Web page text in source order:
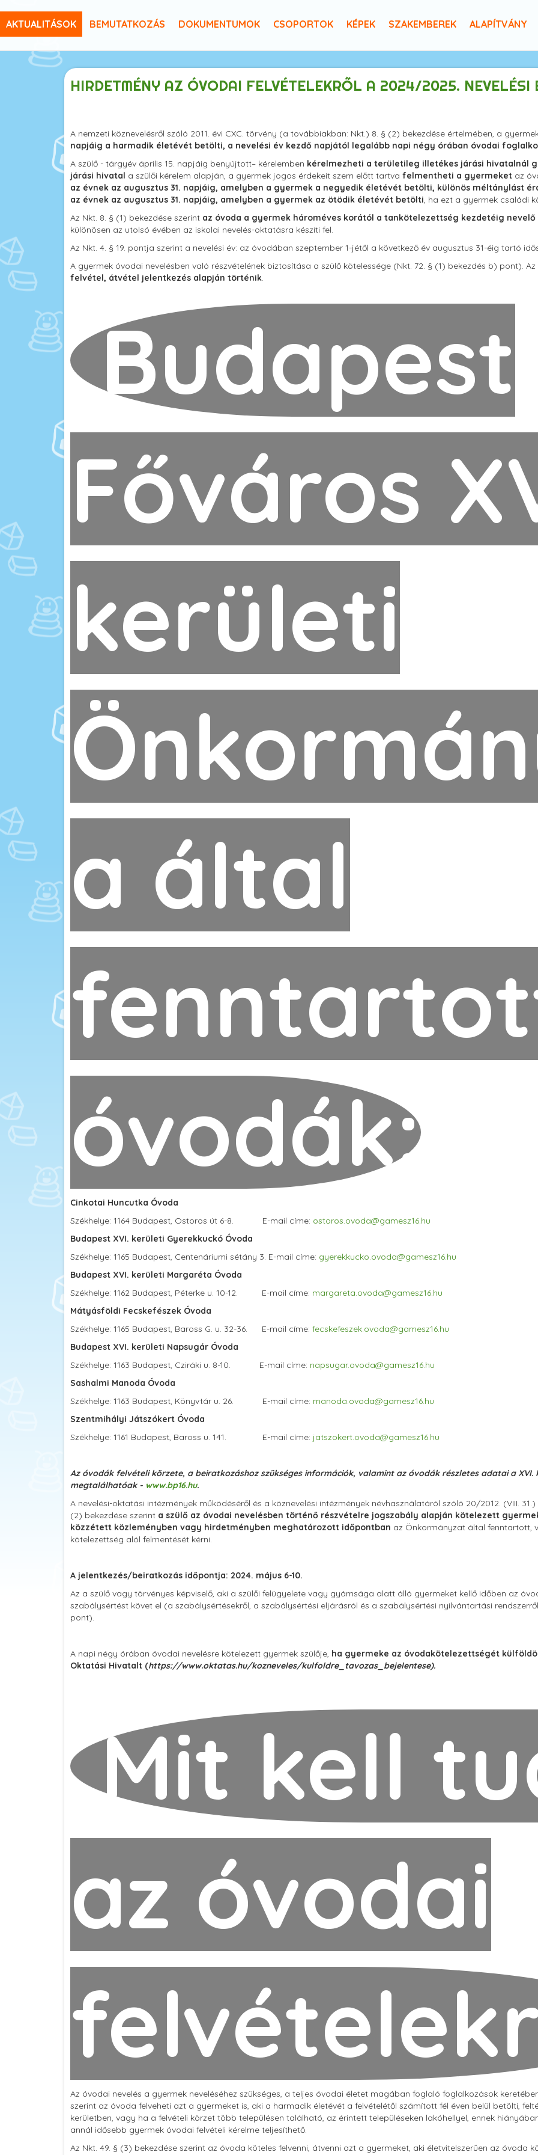
AKTUALITÁSOK BEMUTATKOZÁS DOKUMENTUMOK CSOPORTOK KÉPEK SZAKEMBEREK ALAPÍTVÁNY
HIRDETMÉNY AZ ÓVODAI FELVÉTELEKRŐL A 2024/2025. NEVELÉSI
A nemzeti köznevelésről szóló 2011. évi CXC. törvény (a továbbiakban: Nkt.) 8. § (2) bekezdése értelmében, a
napjáig a harmadik életévét betölti, a nevelési év kezdő napjától legalább napi négy órában óvodai
A szülő - tárgyév április 15. napjáig benyújtott– kérelemben kérelmezheti a területileg illetékes járási hivatalnál
járási hivatal a szülői kérelem alapján, a gyermek jogos érdekeit szem előtt tartva felmentheti a gyermeket az
az évnek az augusztus 31. napjáig, amelyben a gyermek a negyedik életévét betölti, különös méltánylást
az évnek az augusztus 31. napjáig, amelyben a gyermek az ötödik életévét betölti, ha ezt a gyermek családi
Az Nkt. 8. § (1) bekezdése szerint az óvoda a gyermek hároméves korától a tankötelezettség kezdetéig
különösen az utolsó évében az iskolai nevelés-oktatásra készíti fel.
Az Nkt. 4. § 19. pontja szerint a nevelési év: az óvodában szeptember 1-jétől a következő év augusztus 31-éig tartó
A gyermek óvodai nevelésben való részvételének biztosítása a szülő kötelessége (Nkt. 72. § (1) bekezdés b) pont).
felvétel, átvétel jelentkezés alapján történik.
Budapest
Főváros
kerületi
a által
óvodák:
Cinkotai Huncutka Óvoda
Székhelye: 1164 Budapest, Ostoros út 6-8. E-mail címe: ostoros.ovoda@gamesz16.hu
Budapest XVI. kerületi Gyerekkuckó Óvoda
Székhelye: 1165 Budapest, Centenáriumi sétány 3. E-mail címe: gyerekkucko.ovoda@gamesz16.hu
Budapest XVI. kerületi Margaréta Óvoda
Székhelye: 1162 Budapest, Péterke u. 10-12. E-mail címe: margareta.ovoda@gamesz16.hu
Mátyásföldi Fecskefészek Óvoda
Székhelye: 1165 Budapest, Baross G. u. 32-36. E-mail címe: fecskefeszek.ovoda@gamesz16.hu
Budapest XVI. kerületi Napsugár Óvoda
Székhelye: 1163 Budapest, Cziráki u. 8-10. E-mail címe: napsugar.ovoda@gamesz16.hu
Sashalmi Manoda Óvoda
Székhelye: 1163 Budapest, Könyvtár u. 26. E-mail címe: manoda.ovoda@gamesz16.hu
Szentmihályi Játszókert Óvoda
Székhelye: 1161 Budapest, Baross u. 141. E-mail címe: jatszokert.ovoda@gamesz16.hu
Az óvodák felvételi körzete, a beiratkozáshoz szükséges információk, valamint az óvodák részletes adatai a
megtalálhatóak - www.bp16.hu.
A nevelési-oktatási intézmények működéséről és a köznevelési intézmények névhasználatáról szóló 20/2012. (VIII.
(2) bekezdése szerint a szülő az óvodai nevelésben történő részvételre jogszabály alapján kötelezett
közzétett közleményben vagy hirdetményben meghatározott időpontban az Önkormányzat által fenntartott,
kötelezettség alól felmentését kérni.
A jelentkezés/beiratkozás időpontja: 2024. május 6-10.
Az a szülő vagy törvényes képviselő, aki a szülői felügyelete vagy gyámsága alatt álló gyermeket kellő időben az
szabálysértést követ el (a szabálysértésekről, a szabálysértési eljárásról és a szabálysértési nyilvántartási
pont).
A napi négy órában óvodai nevelésre kötelezett gyermek szülője, ha gyermeke az óvodakötelezettségét
Oktatási Hivatalt (https://www.oktatas.hu/kozneveles/kulfoldre_tavozas_bejelentese).
Mit kell
az óvodai
Az óvodai nevelés a gyermek neveléséhez szükséges, a teljes óvodai életet magában foglaló foglalkozások
szerint az óvoda felveheti azt a gyermeket is, aki a harmadik életévét a felvételétől számított fél éven belül betölti,
kerületben, vagy ha a felvételi körzet több településen található, az érintett településeken lakóhellyel, ennek
annál idősebb gyermek óvodai felvételi kérelme teljesíthető.
Az Nkt. 49. § (3) bekezdése szerint az óvoda köteles felvenni, átvenni azt a gyermeket, aki életvitelszerűen az óvoda